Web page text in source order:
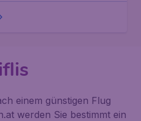
einem günstigen Flug
werden Sie bestimmt ein